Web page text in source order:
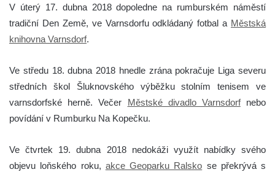
V úterý 17. dubna 2018 dopoledne na rumburském náměstí
tradiční Den Země, ve Varnsdorfu odkládaný fotbal a Městská
knihovna Varnsdorf.
Ve středu 18. dubna 2018 hnedle zrána pokračuje Liga severu
středních škol Šluknovského výběžku stolním tenisem ve
varnsdorfské herně. Večer Městské divadlo Varnsdorfnebo
povídání v Rumburku Na Kopečku.
Ve čtvrtek 19. dubna 2018 nedokáži využít nabídky svého
objevu loňského roku, akce Geoparku Ralsko se překrývá s